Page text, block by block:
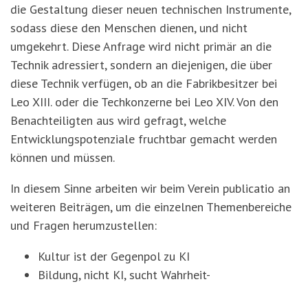
die Gestaltung dieser neuen technischen Instrumente,
sodass diese den Menschen dienen, und nicht
umgekehrt. Diese Anfrage wird nicht primär an die
Technik adressiert, sondern an diejenigen, die über
diese Technik verfügen, ob an die Fabrikbesitzer bei
Leo XIII. oder die Techkonzerne bei Leo XIV. Von den
Benachteiligten aus wird gefragt, welche
Entwicklungspotenziale fruchtbar gemacht werden
können und müssen.
In diesem Sinne arbeiten wir beim Verein publicatio an
weiteren Beiträgen, um die einzelnen Themenbereiche
und Fragen herumzustellen:
Kultur ist der Gegenpol zu KI
Bildung, nicht KI, sucht Wahrheit-